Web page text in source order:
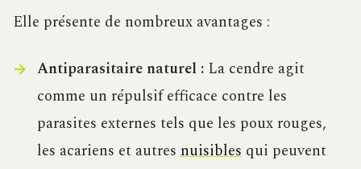
Elle présente de nombreux avantages :
Antiparasitaire naturel :La cendre agit
comme un répulsif efficace contre les
parasites externes tels que les poux rouges,
les acariens et autresnuisiblesqui peuvent